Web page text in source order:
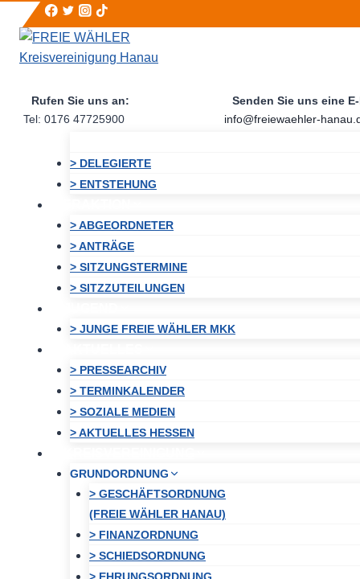
Inhalt
springen
Rufen Sie uns an:
Tel: 0176 47725900
Senden Sie uns eine
info@freiewaehler-
> DELEGIERTE
> ENTSTEHUNG
> ABGEORDNETER
> ANTRÄGE
> SITZUNGSTERMINE
> SITZZUTEILUNGEN
> JUNGE FREIE WÄHLER MKK
> PRESSEARCHIV
> TERMINKALENDER
> SOZIALE MEDIEN
> AKTUELLES HESSEN
GRUNDORDNUNG
> GESCHÄFTSORDNUNG
(FREIE WÄHLER HANAU)
> FINANZORDNUNG
> SCHIEDSORDNUNG